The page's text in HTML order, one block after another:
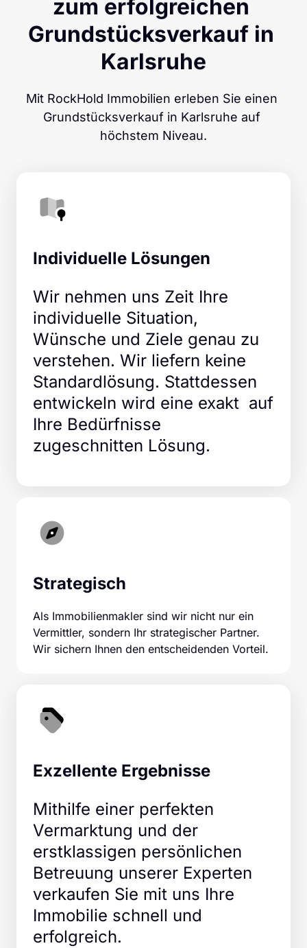
zum erfolgreichen
Grundstücksverkauf in
Karlsruhe
Mit RockHold Immobilien erleben Sie einen
Grundstücksverkauf in Karlsruhe auf
höchstem Niveau.
Individuelle Lösungen
Wir nehmen uns Zeit Ihre
individuelle Situation,
Wünsche und Ziele genau zu
verstehen. Wir liefern keine
Standardlösung. Stattdessen
entwickeln wird eine exakt  auf
Ihre Bedürfnisse
zugeschnitten Lösung.
Strategisch
Als Immobilienmakler sind wir nicht nur ein
Vermittler, sondern Ihr strategischer Partner.
Wir sichern Ihnen den entscheidenden Vorteil.
Exzellente Ergebnisse
Mithilfe einer perfekten
Vermarktung und der
erstklassigen persönlichen
Betreuung unserer Experten
verkaufen Sie mit uns Ihre
Immobilie schnell und
erfolgreich.